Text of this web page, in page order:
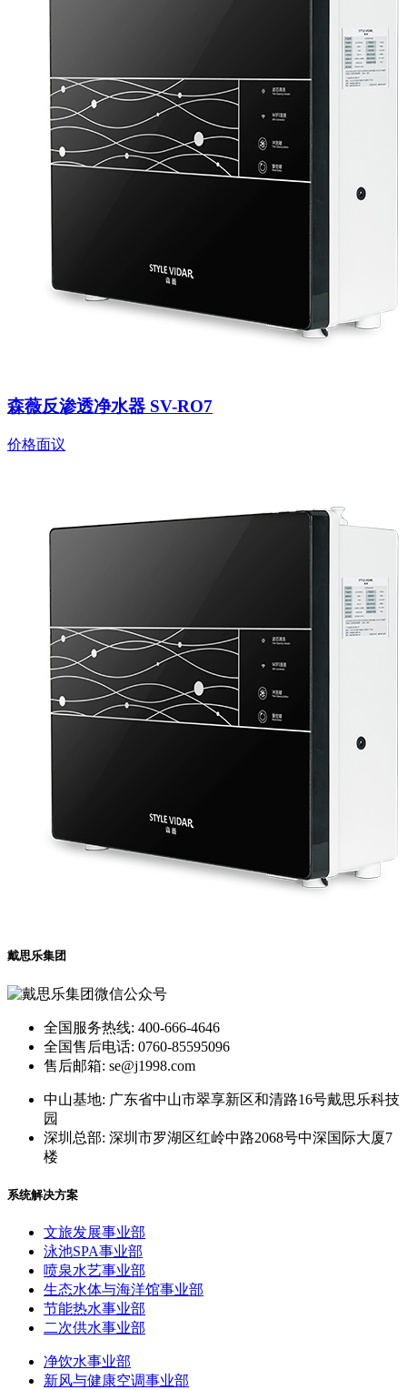
森薇反渗透净水器 SV-RO7
价格面议
戴思乐集团
全国服务热线: 400-666-4646
全国售后电话: 0760-85595096
售后邮箱: se@j1998.com
中山基地: 广东省中山市翠享新区和清路16号戴思乐科技
园
深圳总部: 深圳市罗湖区红岭中路2068号中深国际大厦7
楼
系统解决方案
文旅发展事业部
泳池SPA事业部
喷泉水艺事业部
生态水体与海洋馆事业部
节能热水事业部
二次供水事业部
净饮水事业部
新风与健康空调事业部